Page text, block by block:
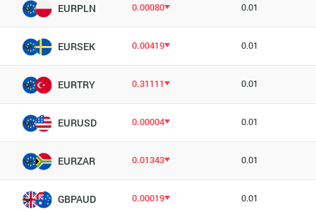
EURPLN 0.00080 0.01
EURSEK 0.00419 0.01
EURTRY 0.31111 0.01
EURUSD 0.00004 0.01
EURZAR 0.01343 0.01
GBPAUD 0.00019 0.01